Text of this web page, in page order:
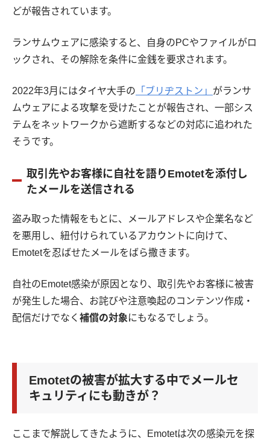
どが報告されています。
ランサムウェアに感染すると、自身のPCやファイルがロ
ックされ、その解除を条件に金銭を要求されます。
2022年3月にはタイヤ大手の 「ブリヂストン」 がランサ
ムウェアによる攻撃を受けたことが報告され、一部シス
テムをネットワークから遮断するなどの対応に追われた
そうです。
取引先やお客様に自社を語りEmotetを添付し
たメールを送信される
盗み取った情報をもとに、メールアドレスや企業名など
を悪用し、紐付けられているアカウントに向けて、
Emotetを忍ばせたメールをばら撒きます。
自社のEmotet感染が原因となり、取引先やお客様に被害
が発生した場合、お詫びや注意喚起のコンテンツ作成・
配信だけでなく 補償の対象にもなるでしょう。
Emotetの被害が拡大する中でメールセ
キュリティにも動きが？
ここまで解説してきたように、Emotetは次の感染元を探